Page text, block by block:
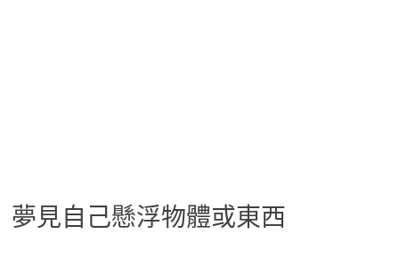
夢見自己懸浮物體或東西